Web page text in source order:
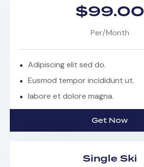
$99.00
Per/Month
Adipiscing elit sed do.
Eusmod tempor incididunt ut.
labore et dolore magna.
Get Now
Single Ski